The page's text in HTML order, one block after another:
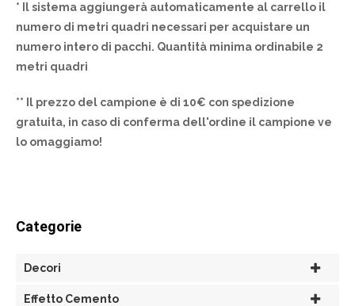
* Il sistema aggiungerà automaticamente al carrello il
numero di metri quadri necessari per acquistare un
numero intero di pacchi. Quantità minima ordinabile 2
metri quadri
** Il prezzo del campione è di 10€ con spedizione
gratuita, in caso di conferma dell'ordine il campione ve
lo omaggiamo!
Categorie
Decori
Effetto Cemento